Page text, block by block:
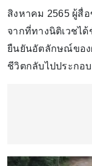
สิงหาคม 2565 ผู้สื่อ
จากที่ทางนิติเวชไ
ยืนยันอัตลักษณ์ของ
ชีวิตกลับไปประกอ